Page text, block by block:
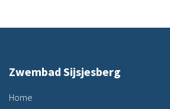
Zwembad Sijsjesberg
Home